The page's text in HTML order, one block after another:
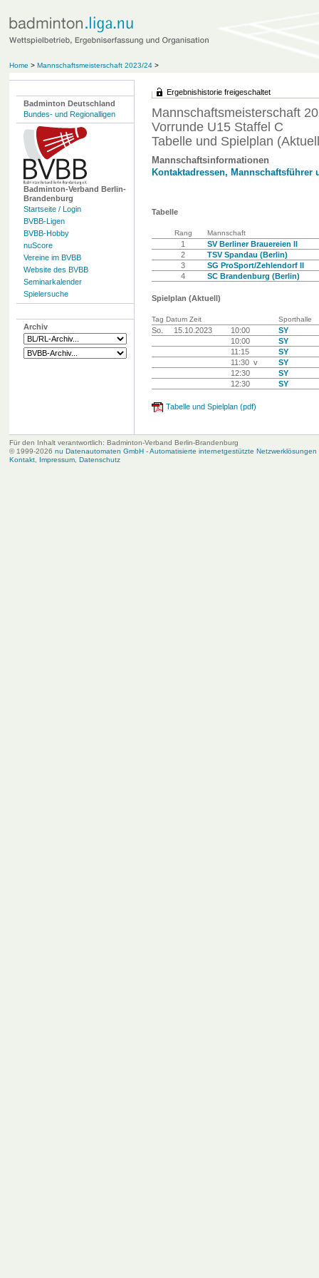
Home > Mannschaftsmeisterschaft 2023/24 >
Badminton Deutschland
Bundes- und Regionalligen
Badminton-Verband Berlin-
Brandenburg
Startseite / Login
BVBB-Ligen
BVBB-Hobby
nuScore
Vereine im BVBB
Website des BVBB
Seminarkalender
Spielersuche
Archiv
Ergebnishistorie freigeschaltet
Mannschaftsmeisterschaft
Vorrunde U15 Staffel C
Tabelle und Spielplan
Mannschaftsinformationen
Kontaktadressen, Mannschaftsführer
Tabelle
Rang Mannschaft
1
SV Berliner Brauereien II
2
TSV Spandau (Berlin)
3
SG ProSport/Zehlendorf II
4
SC Brandenburg (Berlin)
Spielplan (Aktuell)
Tag Datum Zeit Sporthalle
So. 15.10.2023 10:00
SY
10:00
SY
11:15
SY
11:30 v
SY
12:30
SY
12:30
SY
Tabelle und Spielplan (pdf)
Für den Inhalt verantwortlich: Badminton-Verband Berlin-Brandenburg
© 1999-2026 nu Datenautomaten GmbH - Automatisierte internetgestützte Netzwerklösungen
Kontakt, Impressum, Datenschutz